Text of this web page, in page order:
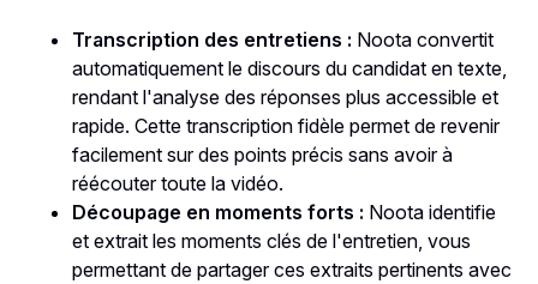
Transcription des entretiens : Noota convertit
automatiquement le discours du candidat en texte,
rendant l'analyse des réponses plus accessible et
rapide. Cette transcription fidèle permet de revenir
facilement sur des points précis sans avoir à
réécouter toute la vidéo.
Découpage en moments forts : Noota identifie
et extrait les moments clés de l'entretien, vous
permettant de partager ces extraits pertinents avec